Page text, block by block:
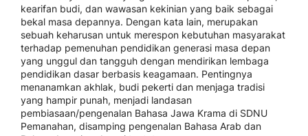
kearifan budi, dan wawasan kekinian yang baik sebagai
bekal masa depannya. Dengan kata lain, merupakan
sebuah keharusan untuk merespon kebutuhan masyarakat
terhadap pemenuhan pendidikan generasi masa depan
yang unggul dan tangguh dengan mendirikan lembaga
pendidikan dasar berbasis keagamaan. Pentingnya
menanamkan akhlak, budi pekerti dan menjaga tradisi
yang hampir punah, menjadi landasan
pembiasaan/pengenalan Bahasa Jawa Krama di SDNU
Pemanahan, disamping pengenalan Bahasa Arab dan